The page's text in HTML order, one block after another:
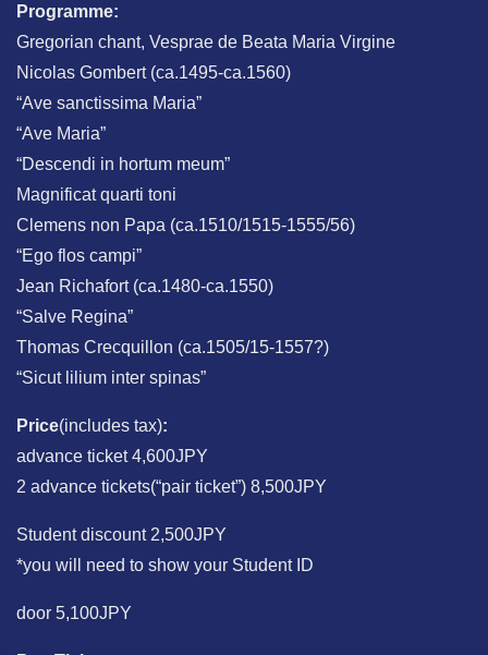
Programme:
Gregorian chant, Vesprae de Beata Maria Virgine
Nicolas Gombert (ca.1495-ca.1560)
“Ave sanctissima Maria”
“Ave Maria”
“Descendi in hortum meum”
Magnificat quarti toni
Clemens non Papa (ca.1510/1515-1555/56)
“Ego flos campi”
Jean Richafort (ca.1480-ca.1550)
“Salve Regina”
Thomas Crecquillon (ca.1505/15-1557?)
“Sicut lilium inter spinas”
Price(includes tax):
advance ticket 4,600JPY
2 advance tickets(“pair ticket”) 8,500JPY
Student discount 2,500JPY
*you will need to show your Student ID
door 5,100JPY